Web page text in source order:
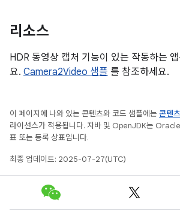
리소스
HDR 동영상 캡처 기능이 있는 작동하는
요. Camera2Video 샘플 를 참조하세요.
이 페이지에 나와 있는 콘텐츠와 코드 샘플에는 콘텐
라이선스가 적용됩니다. 자바 및 OpenJDK는
표 또는 등록 상표입니다.
최종 업데이트: 2025-07-27(UTC)